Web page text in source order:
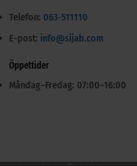
Telefon: 063-511110
E-post: info@sijab.com
Öppettider
Måndag–Fredag: 07:00–16:00